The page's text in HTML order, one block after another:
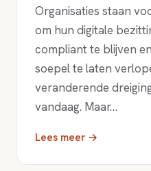
Organisaties staan
om hun digitale
compliant te blijven
soepel te laten
veranderende
vandaag. Maar…
Lees meer →